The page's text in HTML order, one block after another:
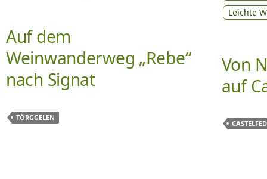
Auf dem
Weinwanderweg „Rebe“
nach Signat
TÖRGGELEN
Leichte
Von
auf